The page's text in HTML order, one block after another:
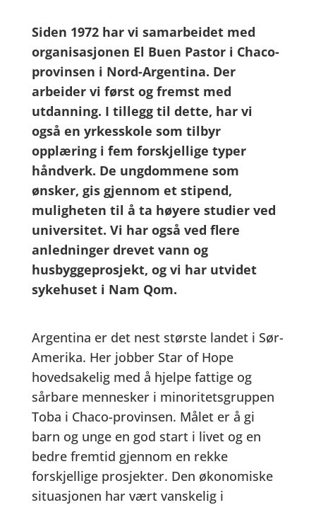
Siden 1972 har vi samarbeidet med
organisasjonen El Buen Pastor i Chaco-
provinsen i Nord-Argentina. Der
arbeider vi først og fremst med
utdanning. I tillegg til dette, har vi
også en yrkesskole som tilbyr
opplæring i fem forskjellige typer
håndverk. De ungdommene som
ønsker, gis gjennom et stipend,
muligheten til å ta høyere studier ved
universitet. Vi har også ved flere
anledninger drevet vann og
husbyggeprosjekt, og vi har utvidet
sykehuset i Nam Qom.
Argentina er det nest største landet i Sør-
Amerika. Her jobber Star of Hope
hovedsakelig med å hjelpe fattige og
sårbare mennesker i minoritetsgruppen
Toba i Chaco-provinsen. Målet er å gi
barn og unge en god start i livet og en
bedre fremtid gjennom en rekke
forskjellige prosjekter. Den økonomiske
situasjonen har vært vanskelig i